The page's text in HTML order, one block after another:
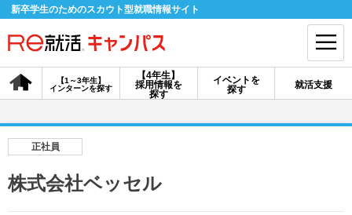
新卒学生のためのスカウト型就職情報サイト
【4年生】
採用情報を
探す
【1～3年生】
インターンを探す
イベントを
探す
就活支援
会員登録 ログイン
正社員
株式会社ベッセル